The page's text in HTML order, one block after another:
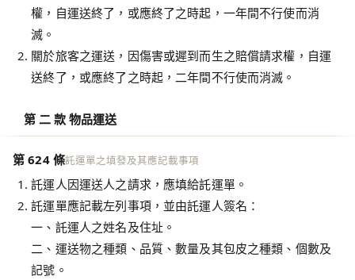
權，自運送終了，或應終了之時起，一年間不行使而消
滅。
關於旅客之運送，因傷害或遲到而生之賠償請求權，自運
送終了，或應終了之時起，二年間不行使而消滅。
第 二 款 物品運送
第 624 條託運單之填發及其應記載事項
託運人因運送人之請求，應填給託運單。
託運單應記載左列事項，並由託運人簽名：
一、託運人之姓名及住址。
二、運送物之種類、品質、數量及其包皮之種類、個數及
記號。